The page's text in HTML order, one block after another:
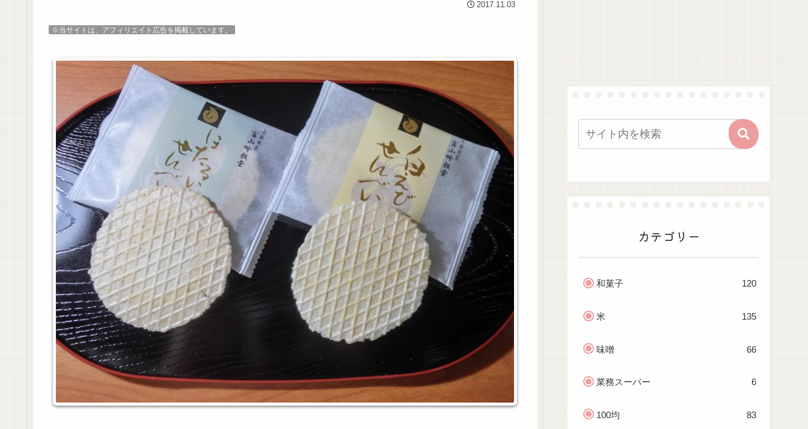
2017.11.03
※当サイトは、アフィリエイト広告を掲載しています。
カテゴリー
和菓子 120
米 135
味噌 66
業務スーパー 6
100均 83